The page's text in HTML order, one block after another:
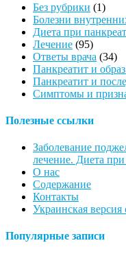
Без рубрики (1)
Болезни
Диета при
Лечение (95)
Ответы врача (34)
Панкреатит и
Панкреатит и
Симптомы и
Полезные ссылки
Заболевание
лечение. Диета
О нас
Содержание
Контакты
Украинская версия
Популярные записи